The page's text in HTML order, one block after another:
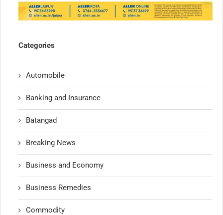
Categories
Automobile
Banking and Insurance
Batangad
Breaking News
Business and Economy
Business Remedies
Commodity